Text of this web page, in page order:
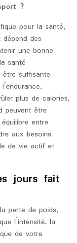
?
pour la santé,
des
une bonne
santé
suffisante.
plus de calories,
peuvent être
entre
aux besoins
de vie actif et
jours fait
perte de poids,
l’intensité, la
de votre